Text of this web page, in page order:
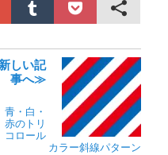
しい記
事へ≫
青・白・
赤のトリ
コロール
カラー斜線パターン